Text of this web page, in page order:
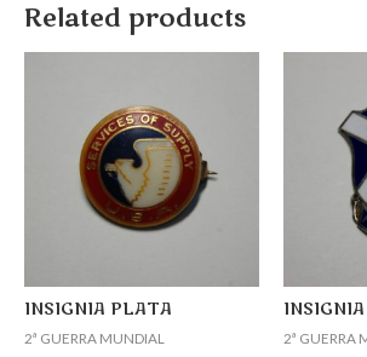
Related products
INSIGNIA PLATA
2ª GUERRA MUNDIAL 2ª GUERRA